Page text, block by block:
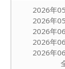
2026年
2026年
2026年
2026年
2026年